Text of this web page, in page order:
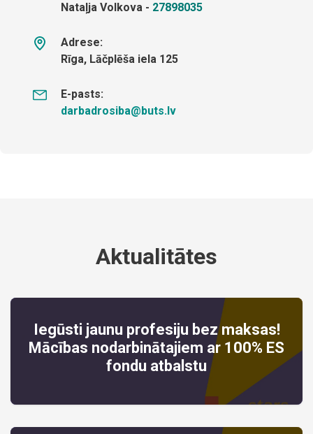
Nataļja Volkova - 27898035
Adrese:
Rīga, Lāčplēša iela 125
E-pasts:
darbadrosiba@buts.lv
Aktualitātes
Iegūsti jaunu profesiju bez maksas!
Mācības nodarbinātajiem ar 100% ES
fondu atbalstu